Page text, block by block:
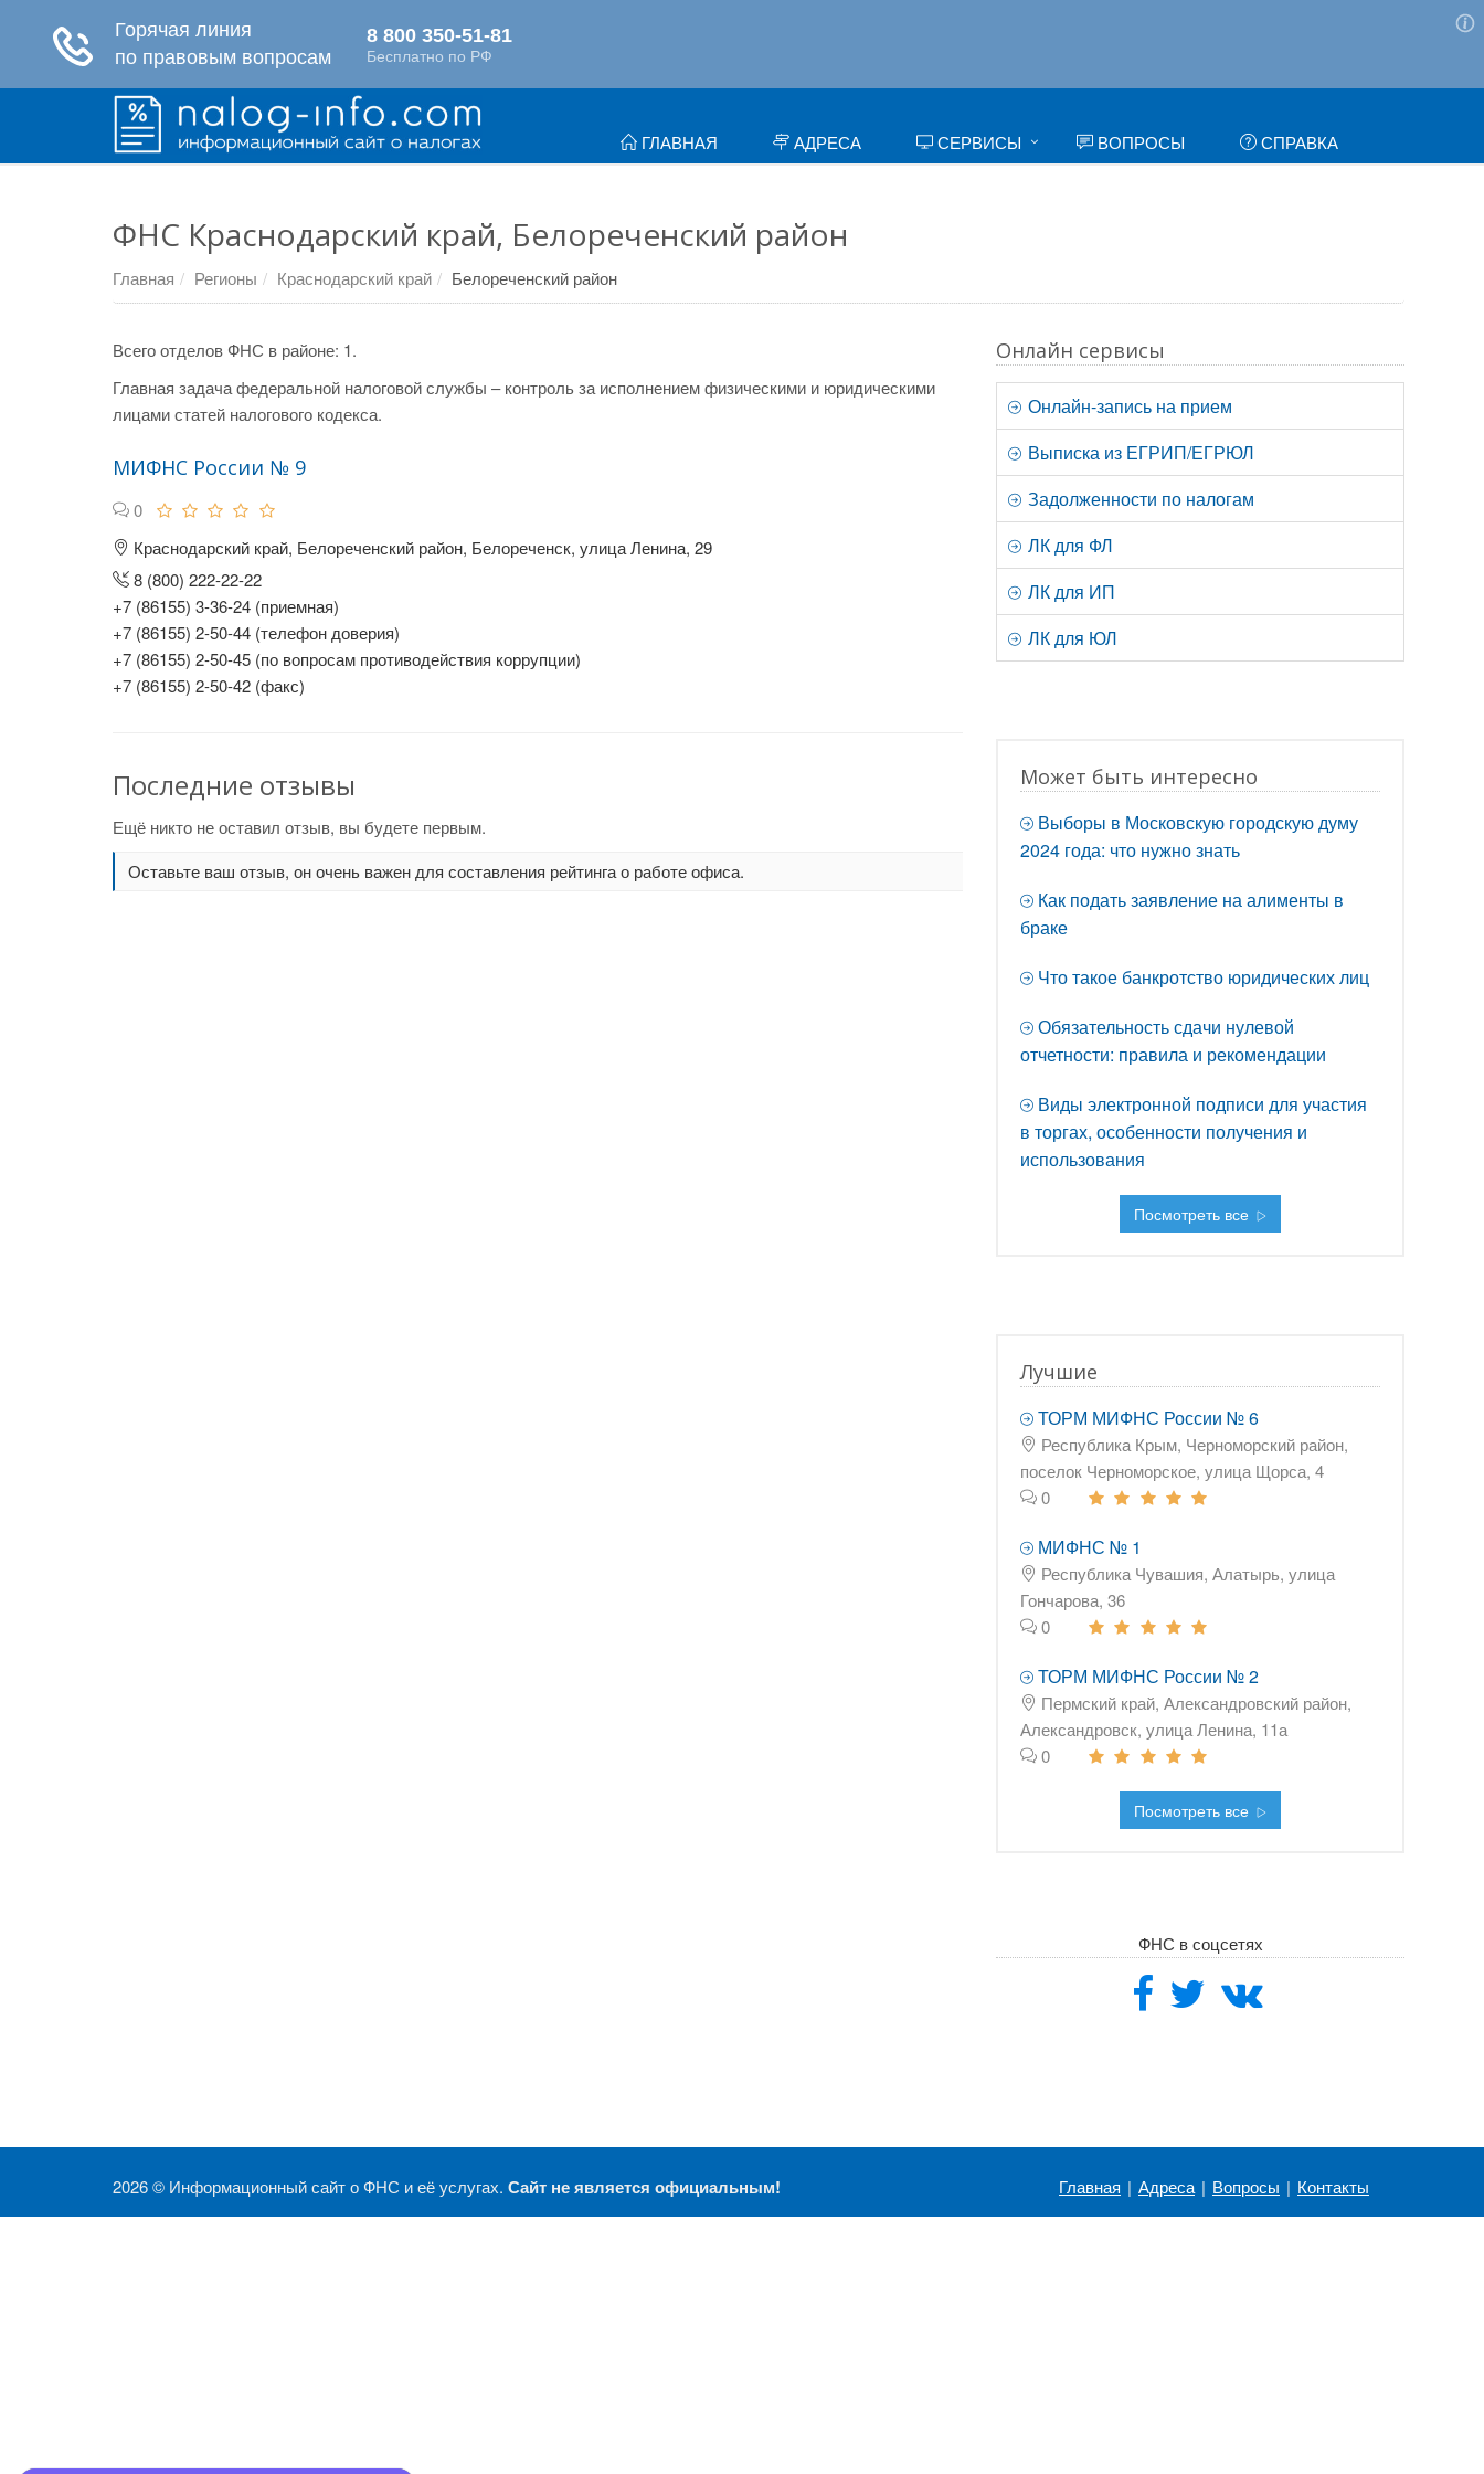
ГЛАВНАЯ АДРЕСА СЕРВИСЫ ВОПРОСЫ СПРАВКА
ФНС Краснодарский край, Белореченский район
Главная Регионы Краснодарский край Белореченский район
Всего отделов ФНС в районе: 1.
Главная задача федеральной налоговой службы – контроль за исполнением физическими и юридическими
лицами статей налогового кодекса.
МИФНС России № 9
0
Краснодарский край, Белореченский район, Белореченск, улица Ленина, 29
8 (800) 222-22-22
+7 (86155) 3-36-24 (приемная)
+7 (86155) 2-50-44 (телефон доверия)
+7 (86155) 2-50-45 (по вопросам противодействия коррупции)
+7 (86155) 2-50-42 (факс)
Последние отзывы
Ещё никто не оставил отзыв, вы будете первым.
Оставьте ваш отзыв, он очень важен для составления рейтинга о работе офиса.
Онлайн сервисы
Онлайн-запись на прием
Выписка из ЕГРИП/ЕГРЮЛ
Задолженности по налогам
ЛК для ФЛ
ЛК для ИП
ЛК для ЮЛ
Может быть интересно
Выборы в Московскую городскую думу
2024 года: что нужно знать
Как подать заявление на алименты в
браке
Что такое банкротство юридических лиц
Обязательность сдачи нулевой
отчетности: правила и рекомендации
Виды электронной подписи для участия
в торгах, особенности получения и
использования
Посмотреть все
Лучшие
ТОРМ МИФНС России № 6
Республика Крым, Черноморский район,
поселок Черноморское, улица Щорса, 4
0
МИФНС № 1
Республика Чувашия, Алатырь, улица
Гончарова, 36
0
ТОРМ МИФНС России № 2
Пермский край, Александровский район,
Александровск, улица Ленина, 11а
0
Посмотреть все
ФНС в соцсетях
2026 © Информационный сайт о ФНС и её услугах. Сайт не является официальным! Главная | Адреса | Вопросы | Контакты